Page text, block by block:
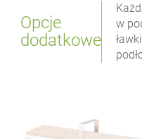
Opcje
dodatkowe
w